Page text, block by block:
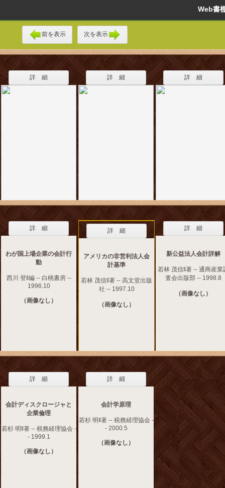
Web
前を表示 次を表示
詳 細 詳 細 詳 細
詳 細
わが国上場企業の会計行
動
西川 登‖編 -- 白桃書房 --
1996.10
（画像なし）
詳 細
アメリカの非営利法人会
計基準
若林 茂信‖著 -- 高文堂出版
社 -- 1997.10
（画像なし）
詳 細
新公益法人会計詳解
若林 茂信‖著 -- 通商産業
査会出版部 -- 1998.8
（画像なし）
詳 細
会計ディスクロージャと
企業倫理
若杉 明‖著 -- 税務経理協会 -
- 1999.1
（画像なし）
詳 細
会計学原理
若杉 明‖著 -- 税務経理協会 -
- 2000.5
（画像なし）